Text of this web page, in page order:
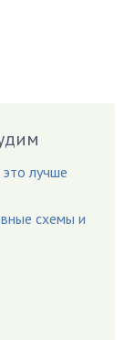
лучше
схемы и